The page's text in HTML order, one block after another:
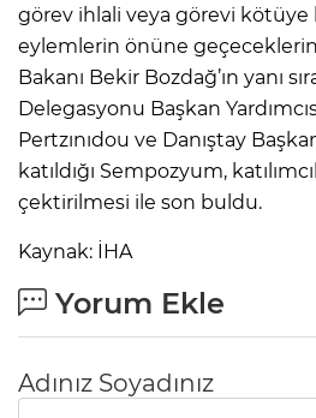
görev ihlali veya görevi
eylemlerin önüne
Bakanı Bekir Bozdağ’ın yanı
Delegasyonu Başkan
Pertzınıdou ve Danıştay
katıldığı Sempozyum,
çektirilmesi ile son buldu.
Kaynak: İHA
Yorum Ekle
Adınız Soyadınız